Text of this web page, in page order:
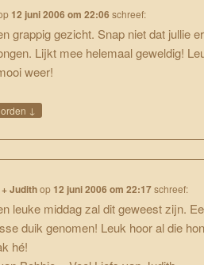
12 juni 2006 om 22:06 schreef:
grappig gezicht. Snap niet dat jullie
Lijkt mee helemaal geweldig!
weer!
↓
Judithop 12 juni 2006 om 22:17schreef:
leuke middag zal dit geweest zijn.
duik genomen! Leuk hoor al die
hé!